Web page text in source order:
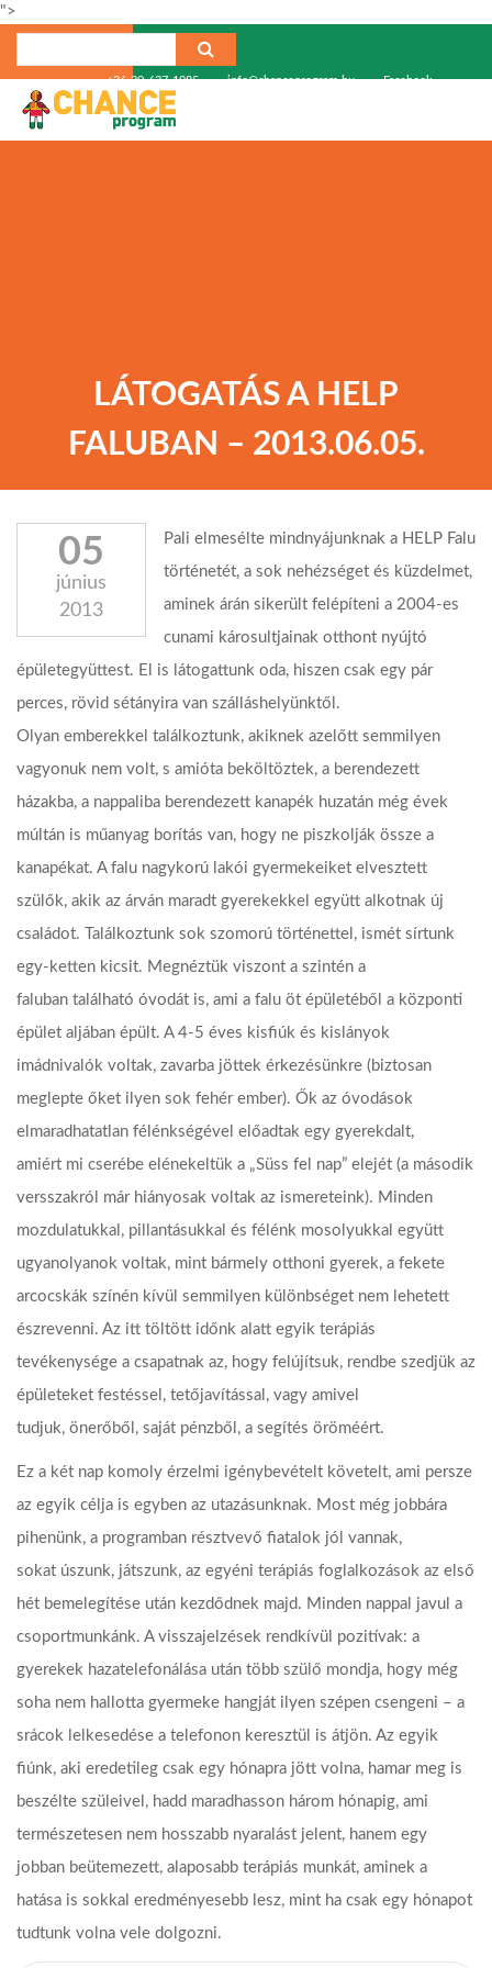
">
+36-30-637-1985 info@chanceprogram.hu Facebook
LÁTOGATÁS A HELP
FALUBAN – 2013.06.05.
05
június
2013
Pali elmesélte mindnyájunknak a HELP Falu
történetét, a sok nehézséget és küzdelmet,
aminek árán sikerült felépíteni a 2004-es
cunami károsultjainak otthont nyújtó
épületegyüttest. El is látogattunk oda, hiszen csak egy pár
perces, rövid sétányira van szálláshelyünktől.
Olyan emberekkel találkoztunk, akiknek azelőtt semmilyen
vagyonuk nem volt, s amióta beköltöztek, a berendezett
házakba, a nappaliba berendezett kanapék huzatán még évek
múltán is műanyag borítás van, hogy ne piszkolják össze a
kanapékat. A falu nagykorú lakói gyermekeiket elvesztett
szülők, akik az árván maradt gyerekekkel együtt alkotnak új
családot. Találkoztunk sok szomorú történettel, ismét sírtunk
egy-ketten kicsit. Megnéztük viszont a szintén a
faluban található óvodát is, ami a falu öt épületéből a központi
épület aljában épült. A 4-5 éves kisfiúk és kislányok
imádnivalók voltak, zavarba jöttek érkezésünkre (biztosan
meglepte őket ilyen sok fehér ember). Ők az óvodások
elmaradhatatlan félénkségével előadtak egy gyerekdalt,
amiért mi cserébe elénekeltük a „Süss fel nap” elejét (a második
versszakról már hiányosak voltak az ismereteink). Minden
mozdulatukkal, pillantásukkal és félénk mosolyukkal együtt
ugyanolyanok voltak, mint bármely otthoni gyerek, a fekete
arcocskák színén kívül semmilyen különbséget nem lehetett
észrevenni. Az itt töltött időnk alatt egyik terápiás
tevékenysége a csapatnak az, hogy felújítsuk, rendbe szedjük az
épületeket festéssel, tetőjavítással, vagy amivel
tudjuk, önerőből, saját pénzből, a segítés öröméért.
Ez a két nap komoly érzelmi igénybevételt követelt, ami persze
az egyik célja is egyben az utazásunknak. Most még jobbára
pihenünk, a programban résztvevő fiatalok jól vannak,
sokat úszunk, játszunk, az egyéni terápiás foglalkozások az első
hét bemelegítése után kezdődnek majd. Minden nappal javul a
csoportmunkánk. A visszajelzések rendkívül pozitívak: a
gyerekek hazatelefonálása után több szülő mondja, hogy még
soha nem hallotta gyermeke hangját ilyen szépen csengeni – a
srácok lelkesedése a telefonon keresztül is átjön. Az egyik
fiúnk, aki eredetileg csak egy hónapra jött volna, hamar meg is
beszélte szüleivel, hadd maradhasson három hónapig, ami
természetesen nem hosszabb nyaralást jelent, hanem egy
jobban beütemezett, alaposabb terápiás munkát, aminek a
hatása is sokkal eredményesebb lesz, mint ha csak egy hónapot
tudtunk volna vele dolgozni.